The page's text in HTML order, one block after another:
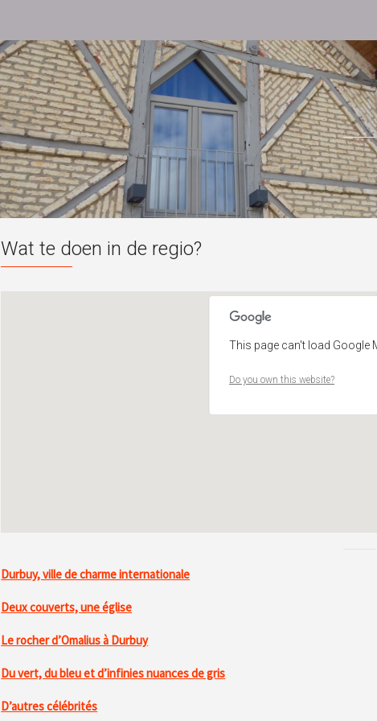
Wat te doen in de regio?
This page can't load Google
Do you own this website?
Durbuy, ville de charme internationale
Deux couverts, une église
Le rocher d’Omalius à Durbuy
Du vert, du bleu et d’infinies nuances de gris
D’autres célébrités